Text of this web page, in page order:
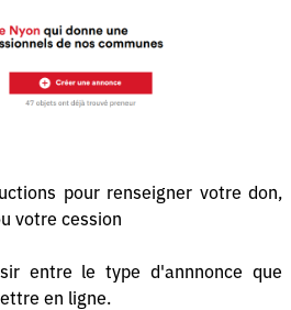
pour renseigner votre don,
votre cession
entre le type d'annnonce que
en ligne.